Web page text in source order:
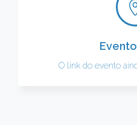
O link do evento